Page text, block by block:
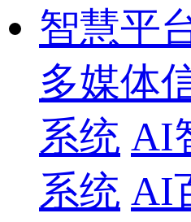
智慧平
多媒体
系统 AI
系统 AI